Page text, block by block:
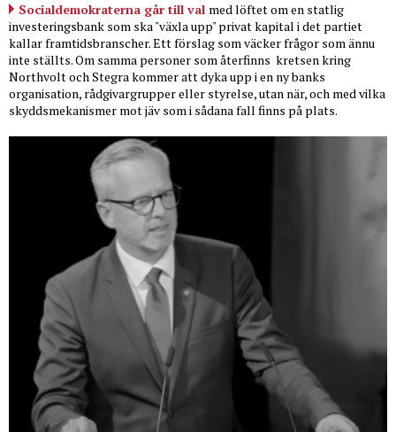
Socialdemokraterna går till val med löftet om en statlig
investeringsbank som ska "växla upp" privat kapital i det partiet
kallar framtidsbranscher. Ett förslag som väcker frågor som ännu
inte ställts. Om samma personer som återfinns kretsen kring
Northvolt och Stegra kommer att dyka upp i en ny banks
organisation, rådgivargrupper eller styrelse, utan när, och med vilka
skyddsmekanismer mot jäv som i sådana fall finns på plats.